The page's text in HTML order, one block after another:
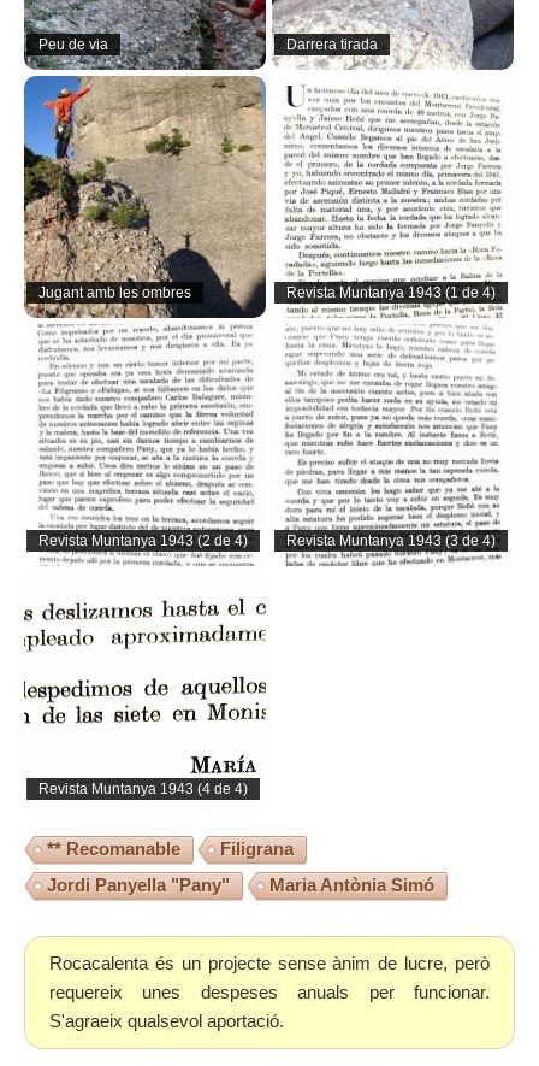
Peu de via Darrera tirada
Jugant amb les ombres Revista Muntanya 1943 (1 de 4)
Revista Muntanya 1943 (2 de 4) Revista Muntanya 1943 (3 de 4)
Revista Muntanya 1943 (4 de 4)
** Recomanable
Filigrana
Jordi Panyella "Pany"
Maria Antònia Simó
Rocacalenta és un projecte sense ànim de lucre, però
requereix unes despeses anuals per funcionar.
S'agraeix qualsevol aportació.